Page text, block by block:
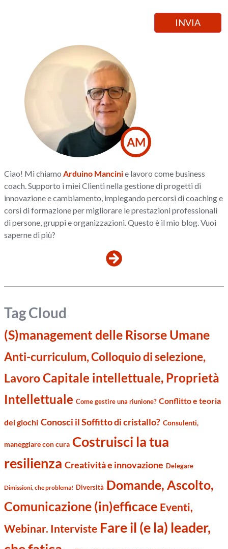
AM
Ciao! Mi chiamo Arduino Mancinie lavoro come business
coach. Supporto i miei Clienti nella gestione di progetti di
innovazione e cambiamento, impiegando percorsi di coaching e
corsi di formazione per migliorare le prestazioni professionali
di persone, gruppi e organizzazioni. Questo è il mio blog. Vuoi
saperne di più?
Tag Cloud
(S)management delle Risorse Umane
Anti-curriculum, Colloquio di selezione,
LavoroCapitale intellettuale, Proprietà
Intellettuale Come gestire una riunione? Conflitto e teoria
dei giochi Conosci il Soffitto di cristallo? Consulenti,
maneggiare con cura Costruisci la tua
resilienza Creatività e innovazione Delegare
Dimissioni, che problema! Diversità Domande, Ascolto,
Comunicazione (in)efficace Eventi,
Webinar. Interviste Fare il (e la) leader,